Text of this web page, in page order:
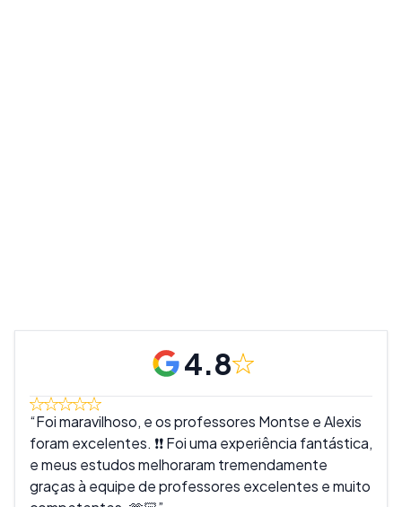
4.8
Foi maravilhoso, e os professores Montse e Alexis
foram excelentes. ❗❗ Foi uma experiência fantástica,
e meus estudos melhoraram tremendamente
graças à equipe de professores excelentes e muito